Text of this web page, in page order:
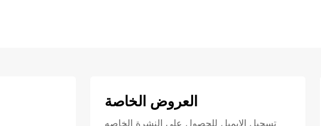
العروض الخاصة
تسجيل الايميل للحصول علي النشرة الخاصه